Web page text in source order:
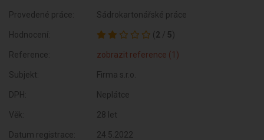
Provedené práce: Sádrokartonářské práce
Hodnocení: ( 2 / 5)
Reference: zobrazit reference (1)
Subjekt: Firma s.r.o.
DPH: Neplátce
Věk: 28 let
Datum registrace: 24.5.2022